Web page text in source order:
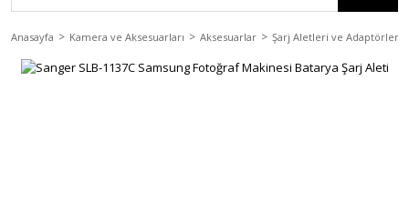
Anasayfa Kamera ve Aksesuarları Aksesuarlar Şarj Aletleri ve Adaptörler